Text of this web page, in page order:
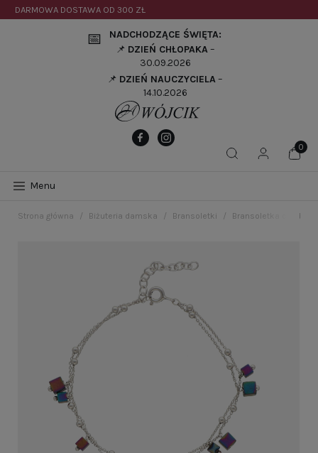
DARMOWA DOSTAWA OD 300 ZŁ
📅
NADCHODZĄCE ŚWIĘTA:
📌 DZIEŃ CHŁOPAKA–
30.09.2026
📌 DZIEŃ NAUCZYCIELA–
14.10.2026
Menu
Strona główna Biżuteria damska Bransoletki Bransoletka